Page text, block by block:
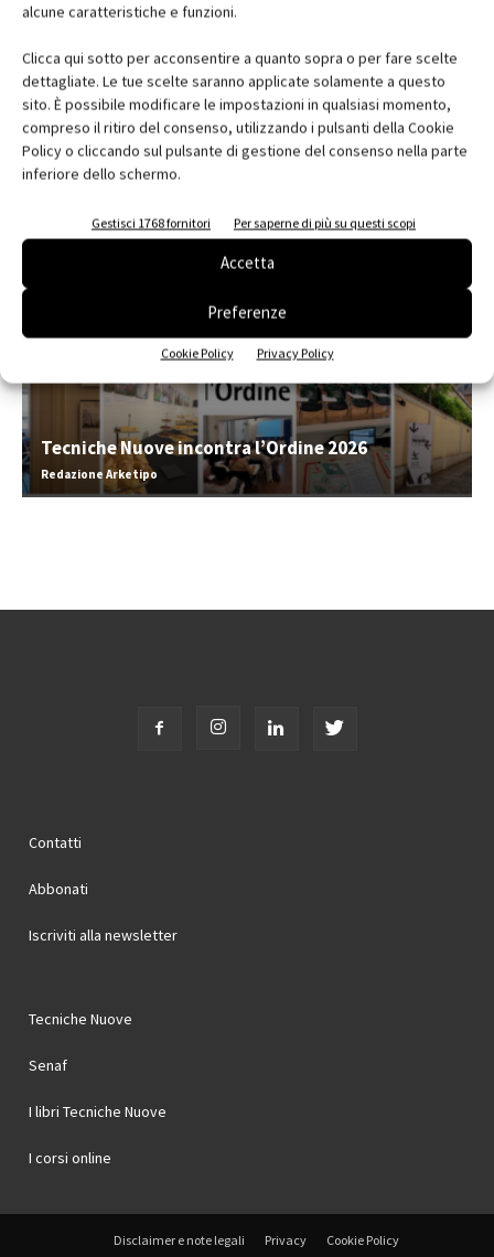
alcune caratteristiche e funzioni.
Clicca qui sotto per acconsentire a quanto sopra o per fare scelte
dettagliate. Le tue scelte saranno applicate solamente a questo
sito. È possibile modificare le impostazioni in qualsiasi momento,
compreso il ritiro del consenso, utilizzando i pulsanti della Cookie
Policy o cliccando sul pulsante di gestione del consenso nella parte
inferiore dello schermo.
Gestisci 1768 fornitori Per saperne di più su questi scopi
Accetta
Preferenze
Cookie Policy Privacy Policy
Edicola web
Abbonati e regala
Iscriviti alla newsletter
Tecniche Nuove incontra l’Ordine 2026
Redazione Arketipo
Contatti
Abbonati
Iscriviti alla newsletter
Tecniche Nuove
Senaf
I libri Tecniche Nuove
I corsi online
Disclaimer e note legali Privacy Cookie Policy